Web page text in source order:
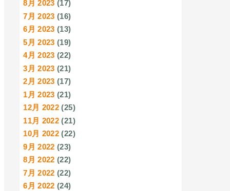
8月 2023 (17)
7月 2023 (16)
6月 2023 (13)
5月 2023 (19)
4月 2023 (22)
3月 2023 (21)
2月 2023 (17)
1月 2023 (21)
12月 2022 (25)
11月 2022 (21)
10月 2022 (22)
9月 2022 (23)
8月 2022 (22)
7月 2022 (22)
6月 2022 (24)